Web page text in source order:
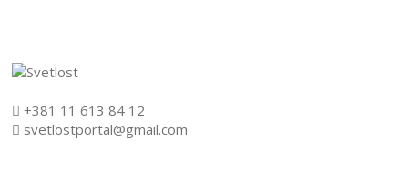
+381 11 613 84 12
svetlostportal@gmail.com